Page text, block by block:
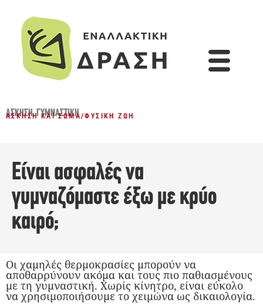
ΆΣΚΗΣΗ,ΓΥΜΝΑΣΤΙΚΉ
ΆΣΚΗΣΗ ΚΑΙ ΣΏΜΑ/ΦΥΣΙΚΉ ΖΩΉ
Είναι ασφαλές να
γυμναζόμαστε έξω με κρύο
καιρό;
Οι χαμηλές θερμοκρασίες μπορούν να
αποθαρρύνουν ακόμα και τους πιο παθιασμένους
με τη γυμναστική. Χωρίς κίνητρο, είναι εύκολο
να χρησιμοποιήσουμε το χειμώνα ως δικαιολογία.